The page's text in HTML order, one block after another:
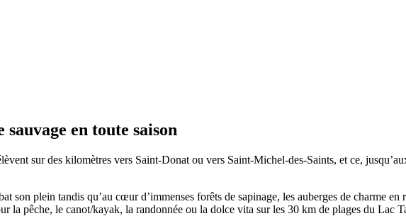
en toute saison
sur des kilomètres vers Saint-Donat ou vers Saint-Michel-des-Saints, et ce,
son plein tandis qu’au cœur d’immenses forêts de sapinage, les auberges de charme
la pêche, le canot/kayak, la randonnée ou la dolce vita sur les 30 km de plages du Lac